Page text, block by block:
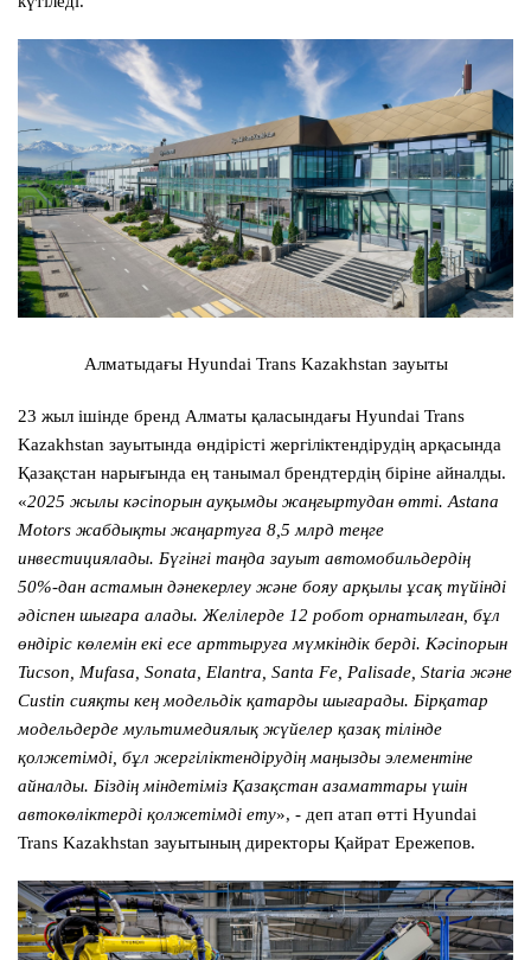
Алматыдағы Hyundai Trans Kazakhstan зауыты
23 жыл ішінде бренд Алматы қаласындағы Hyundai Trans
Kazakhstan зауытында өндірісті жергіліктендірудің арқасында
Қазақстан нарығында ең танымал брендтердің біріне айналды.
«2025 жылы кәсіпорын ауқымды жаңғыртудан өтті. Astana
Motors жабдықты жаңартуға 8,5 млрд теңге
инвестициялады. Бүгінгі таңда зауыт автомобильдердің
50%-дан астамын дәнекерлеу және бояу арқылы ұсақ түйінді
әдіспен шығара алады. Желілерде 12 робот орнатылған, бұл
өндіріс көлемін екі есе арттыруға мүмкіндік берді. Кәсіпорын
Tucson, Mufasa, Sonata, Elantra, Santa Fe, Palisade, Staria және
Custin сияқты кең модельдік қатарды шығарады. Бірқатар
модельдерде мультимедиялық жүйелер қазақ тілінде
қолжетімді, бұл жергіліктендірудің маңызды элементіне
айналды. Біздің міндетіміз Қазақстан азаматтары үшін
автокөліктерді қолжетімді ету», - деп атап өтті Hyundai
Trans Kazakhstan зауытының директоры Қайрат Ережепов.